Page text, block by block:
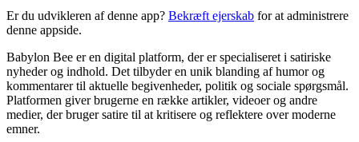
Er du udvikleren af denne app? Bekræft ejerskab for at administrere
denne appside.
Babylon Bee er en digital platform, der er specialiseret i satiriske
nyheder og indhold. Det tilbyder en unik blanding af humor og
kommentarer til aktuelle begivenheder, politik og sociale spørgsmål.
Platformen giver brugerne en række artikler, videoer og andre
medier, der bruger satire til at kritisere og reflektere over moderne
emner.